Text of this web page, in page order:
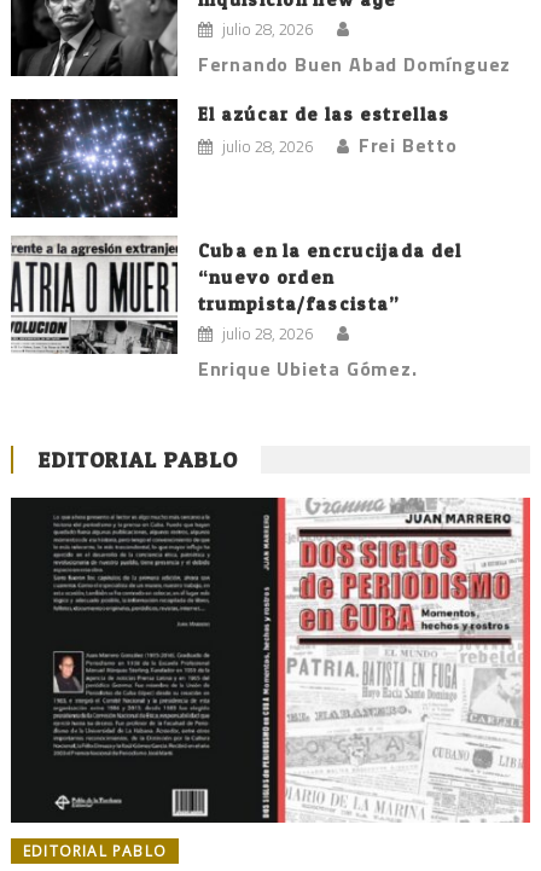
julio 28, 2026
Fernando Buen Abad Domínguez
El azúcar de las estrellas
julio 28, 2026 Frei Betto
Cuba en la encrucijada del
“nuevo orden
trumpista/fascista”
julio 28, 2026
Enrique Ubieta Gómez.
EDITORIAL PABLO
EDITORIAL PABLO